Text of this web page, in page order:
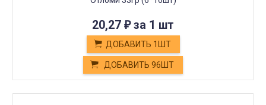
20,27 ₽за 1 шт
ДОБАВИТЬ 1ШТ
ДОБАВИТЬ 96ШТ